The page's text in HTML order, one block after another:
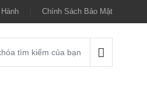
Chính Sách Bảo Mật